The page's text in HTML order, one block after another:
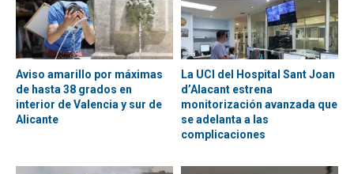
Aviso amarillo por máximas
de hasta 38 grados en
interior de Valencia y sur de
Alicante
La UCI del Hospital Sant Joan
d’Alacant estrena
monitorización avanzada que
se adelanta a las
complicaciones